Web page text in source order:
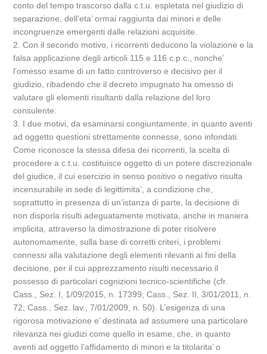
conto del tempo trascorso dalla c.t.u. espletata nel giudizio di
separazione, dell’eta’ ormai raggiunta dai minori e delle
incongruenze emergenti dalle relazioni acquisite.
2. Con il secondo motivo, i ricorrenti deducono la violazione e la
falsa applicazione degli articoli 115 e 116 c.p.c., nonche’
l’omesso esame di un fatto controverso e decisivo per il
giudizio, ribadendo che il decreto impugnato ha omesso di
valutare gli elementi risultanti dalla relazione del loro
consulente.
3. I due motivi, da esaminarsi congiuntamente, in quanto aventi
ad oggetto questioni strettamente connesse, sono infondati.
Come riconosce la stessa difesa dei ricorrenti, la scelta di
procedere a c.t.u. costituisce oggetto di un potere discrezionale
del giudice, il cui esercizio in senso positivo o negativo risulta
incensurabile in sede di legittimita’, a condizione che,
soprattutto in presenza di un’istanza di parte, la decisione di
non disporla risulti adeguatamente motivata, anche in maniera
implicita, attraverso la dimostrazione di poter risolvere
autonomamente, sulla base di corretti criteri, i problemi
connessi alla valutazione degli elementi rilevanti ai fini della
decisione, per il cui apprezzamento risulti necessario il
possesso di particolari cognizioni tecnico-scientifiche (cfr.
Cass., Sez. I, 1/09/2015, n. 17399; Cass., Sez. II, 3/01/2011, n.
72; Cass., Sez. lav., 7/01/2009, n. 50). L’esigenza di una
rigorosa motivazione e’ destinata ad assumere una particolare
rilevanza nei giudizi come quello in esame, che, in quanto
aventi ad oggetto l’affidamento di minori e la titolarita’ o